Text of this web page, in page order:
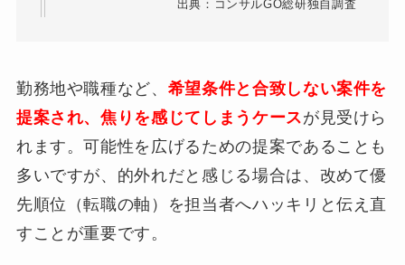
出典：コンサルGO総研独自調査
勤務地や職種など、 希望条件と合致しない案件を
提案され、焦りを感じてしまうケースが見受けら
れます。可能性を広げるための提案であることも
多いですが、的外れだと感じる場合は、改めて優
先順位（転職の軸）を担当者へハッキリと伝え直
すことが重要です。